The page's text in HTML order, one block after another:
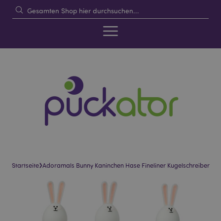
Startseite›Adoramals Bunny Kaninchen Hase Fineliner Kugelschreiber